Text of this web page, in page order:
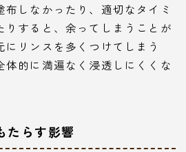
布しなかったり、適切なタイミ
りすると、余ってしまうことが
リンスを多くつけてしまう
体的に満遍なく浸透しにくくな
たらす影響